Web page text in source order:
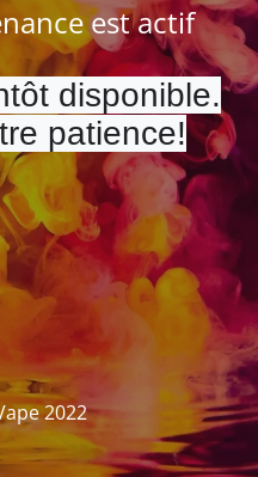
est actif
disponible.
patience!
2022